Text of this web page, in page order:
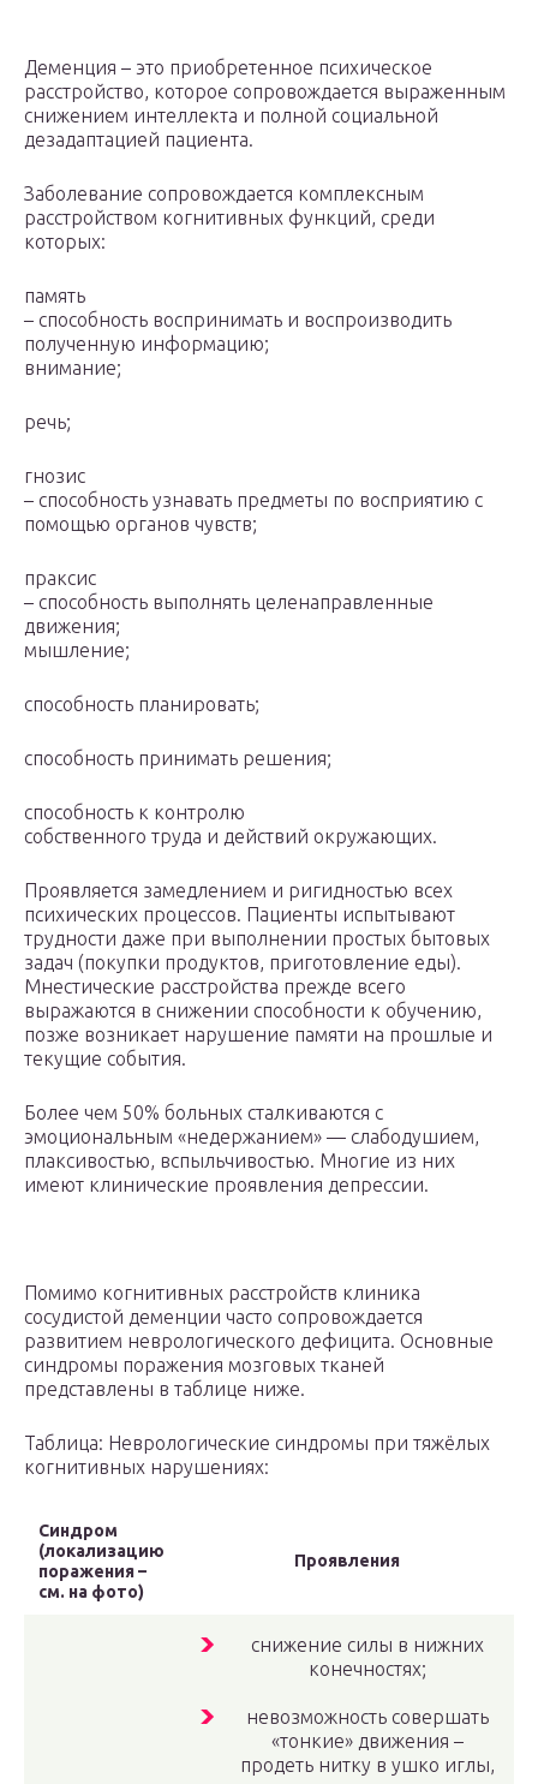
Деменция – это приобретенное психическое
расстройство, которое сопровождается выраженным
снижением интеллекта и полной социальной
дезадаптацией пациента.
Заболевание сопровождается комплексным
расстройством когнитивных функций, среди
которых:
память
– способность воспринимать и воспроизводить
полученную информацию;
внимание;
речь;
гнозис
– способность узнавать предметы по восприятию с
помощью органов чувств;
праксис
– способность выполнять целенаправленные
движения;
мышление;
способность планировать;
способность принимать решения;
способность к контролю
собственного труда и действий окружающих.
Проявляется замедлением и ригидностью всех
психических процессов. Пациенты испытывают
трудности даже при выполнении простых бытовых
задач (покупки продуктов, приготовление еды).
Мнестические расстройства прежде всего
выражаются в снижении способности к обучению,
позже возникает нарушение памяти на прошлые и
текущие события.
Более чем 50% больных сталкиваются с
эмоциональным «недержанием» — слабодушием,
плаксивостью, вспыльчивостью. Многие из них
имеют клинические проявления депрессии.
Помимо когнитивных расстройств клиника
сосудистой деменции часто сопровождается
развитием неврологического дефицита. Основные
синдромы поражения мозговых тканей
представлены в таблице ниже.
Таблица: Неврологические синдромы при тяжёлых
когнитивных нарушениях:
Синдром
(локализацию
поражения –
см. на фото)
Проявления
снижение силы в нижних
конечностях;
невозможность совершать
«тонкие» движения –
продеть нитку в ушко иглы,